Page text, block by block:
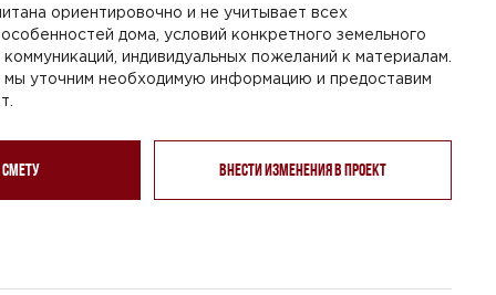
ориентировочно и не учитывает всех
дома, условий конкретного земельного
коммуникаций, индивидуальных пожеланий к материалам.
мы уточним необходимую информацию и предоставим
смету Внести изменения в проект